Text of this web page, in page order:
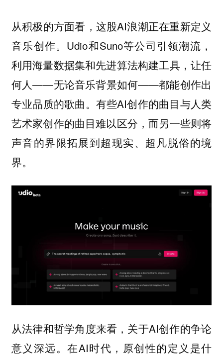
从积极的方面看，这股AI浪潮正在重新定义
音乐创作。Udio和Suno等公司引领潮流，
利用海量数据集和先进算法构建工具，让任
何人——无论音乐背景如何——都能创作出
专业品质的歌曲。有些AI创作的曲目与人类
艺术家创作的曲目难以区分，而另一些则将
声音的界限拓展到超现实、超凡脱俗的境
界。
从法律和哲学角度来看，关于AI创作的争论
意义深远。在AI时代，原创性的定义是什